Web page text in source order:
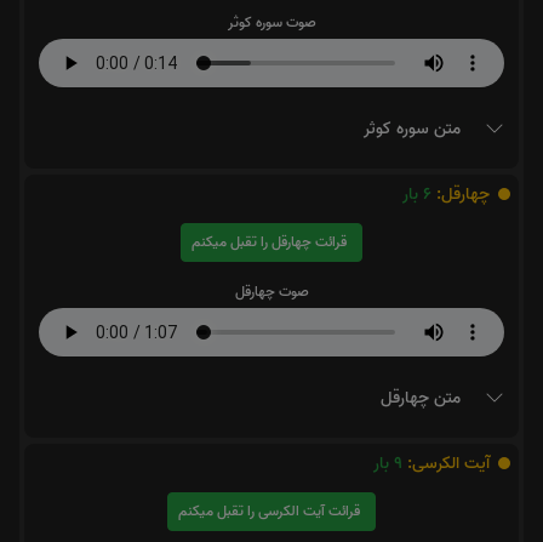
صوت سوره کوثر
متن سوره کوثر
چهارقل: 6 بار
قرائت چهارقل را تقبل میکنم
صوت چهارقل
متن چهارقل
آیت الکرسی: 9بار
قرائت آیت الکرسی را تقبل میکنم